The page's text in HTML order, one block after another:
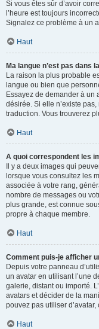
Si vous êtes sûr d’avoir
l’heure est toujours
Signalez ce problème à un
Haut
Ma langue n’est pas dans
La raison la plus probable
langue ou bien que
Essayez de demander à un
désirée. Si elle n’existe
traduction. Vous trouverez
Haut
A quoi correspondent les
Il y a deux images qui
lorsque vous consultez les
associée à votre rang,
nombre de messages ou
plus grande, est connue
propre à chaque membre.
Haut
Comment puis-je afficher
Depuis votre panneau
un avatar en utilisant l’une
galerie, distant ou importé.
avatars et décider de la
pouvez pas utiliser
Haut